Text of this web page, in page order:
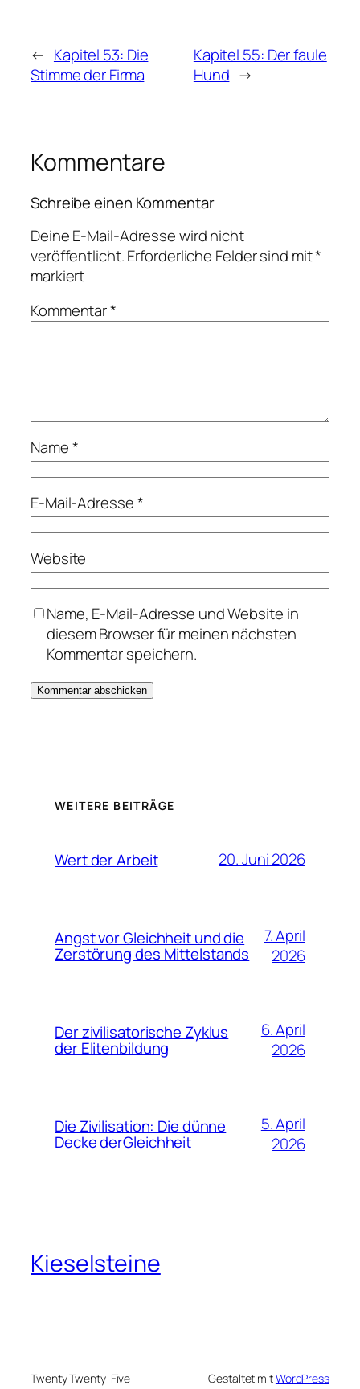
← Kapitel 53: Die
Stimme der Firma
Kapitel 55: Der faule
Hund →
Kommentare
Schreibe einen Kommentar
Deine E-Mail-Adresse wird nicht
veröffentlicht.Erforderliche Felder sind mit*
markiert
Kommentar*
Name*
E-Mail-Adresse*
Website
Name, E-Mail-Adresse und Website in
diesem Browser für meinen nächsten
Kommentar speichern.
WEITERE BEITRÄGE
Wert der Arbeit 20. Juni 2026
Angst vor Gleichheit und die
Zerstörung des Mittelstands
7. April
2026
Der zivilisatorische Zyklus
der Elitenbildung
6. April
2026
Die Zivilisation: Die dünne
Decke derGleichheit
5. April
2026
Kieselsteine
Twenty Twenty-Five Gestaltet mitWordPress